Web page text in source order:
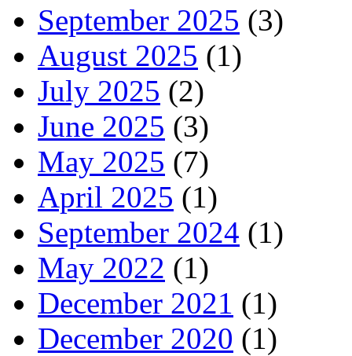
September 2025 (3)
August 2025 (1)
July 2025 (2)
June 2025 (3)
May 2025 (7)
April 2025 (1)
September 2024 (1)
May 2022 (1)
December 2021 (1)
December 2020 (1)